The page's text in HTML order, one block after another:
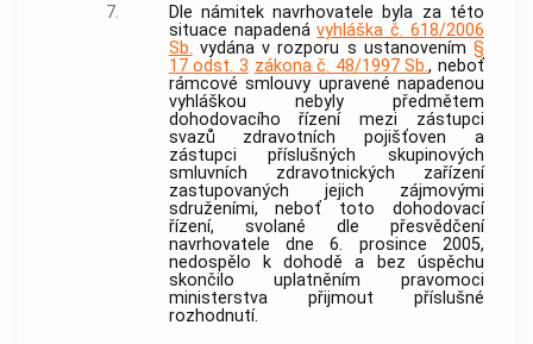
7.
Dle námitek navrhovatele byla za této
situace napadenávyhláška č. 618/2006
Sb. vydána v rozporu s ustanovením §
17 odst. 3 zákona č. 48/1997 Sb., neboť
rámcové smlouvy upravené napadenou
vyhláškou nebyly předmětem
dohodovacího řízení mezi zástupci
svazů zdravotních pojišťoven a
zástupci příslušných skupinových
smluvních zdravotnických zařízení
zastupovaných jejich zájmovými
sdruženími, neboť toto dohodovací
řízení, svolané dle přesvědčení
navrhovatele dne 6. prosince 2005,
nedospělo k dohodě a bez úspěchu
skončilo uplatněním pravomoci
ministerstva přijmout příslušné
rozhodnutí.